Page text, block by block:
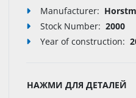
Manufacturer:
Stock Number: 2000
Year of construction:
НАЖМИ ДЛЯ ДЕТАЛЕЙ